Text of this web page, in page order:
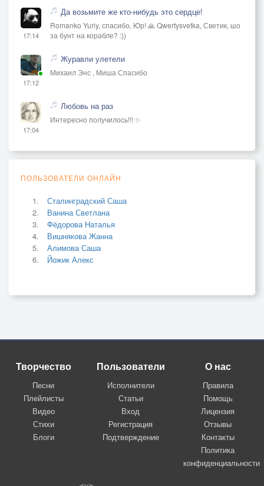
17:14
Да возьмите же кто-нибудь это сердце!
Romanko Yuriy, спасибо, Юр! 🙏 Qwertysvetka, Светик, шо
за бунт на корабле? :))
17:12
Журавли улетели
Михаил Энс , Миша Спасибо
17:04
Любовь на раз
Интересно получилось!!! ✨
ПОЛЬЗОВАТЕЛИ ОНЛАЙН
Сталинградский Саша
Ванина Светлана
Фёдорова Наталья
Вишнякова Жанна
Алимова Саша
Йожик Алекс
Творчество
Песни
Плейлисты
Видео
Стихи
Блоги
Пользователи
Исполнители
Статьи
Вход
Регистрация
Подтверждение
О нас
Правила
Помощь
Лицензия
Отзывы
Контакты
Политика
конфиденциальности